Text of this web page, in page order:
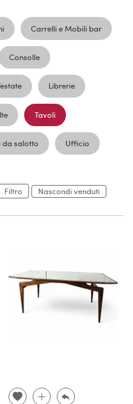
Carrelli e Mobili bar
Consolle
Librerie
Tavoli
da salotto Ufficio
Filtro Nascondi venduti